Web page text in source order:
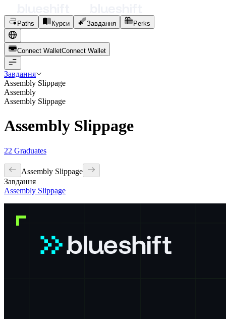
Paths Курси Завдання Perks
Connect WalletConnect Wal et
Завдання
Assembly Slippage
Assembly
Assembly Slippage
Assembly Slippage
22 Graduates
Assembly Slippage
Завдання
Assembly Slippage